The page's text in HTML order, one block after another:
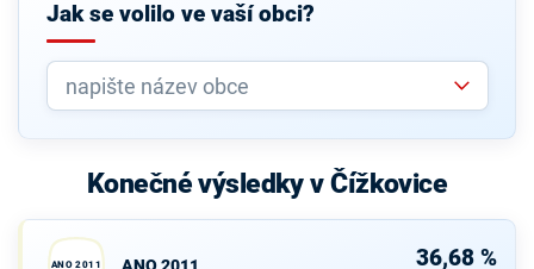
Jak se volilo ve vaší obci?
Konečné výsledky v Čížkovice
ANO 2011 36,68 %